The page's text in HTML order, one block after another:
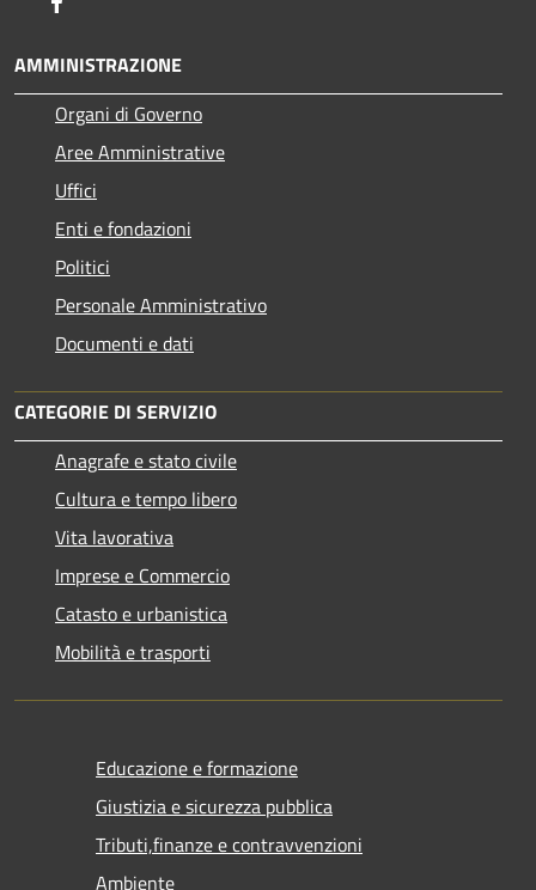
AMMINISTRAZIONE
Organi di Governo
Aree Amministrative
Uffici
Enti e fondazioni
Politici
Personale Amministrativo
Documenti e dati
CATEGORIE DI SERVIZIO
Anagrafe e stato civile
Cultura e tempo libero
Vita lavorativa
Imprese e Commercio
Catasto e urbanistica
Mobilità e trasporti
Educazione e formazione
Giustizia e sicurezza pubblica
Tributi,finanze e contravvenzioni
Ambiente